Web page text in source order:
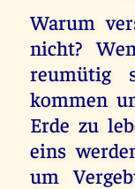
Warum
nicht?
reumütig
kommen
Erde zu
eins
um